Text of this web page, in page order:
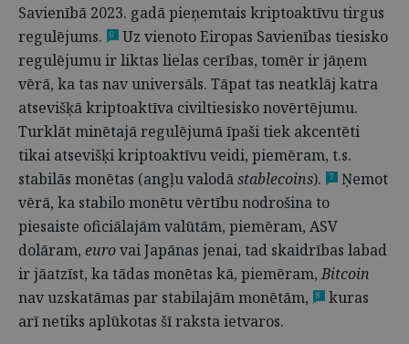
Savienībā 2023. gadā pieņemtais kriptoaktīvu tirgus
regulējums.
6
Uz vienoto Eiropas Savienības tiesisko
regulējumu ir liktas lielas cerības, tomēr ir jāņem
vērā, ka tas nav universāls. Tāpat tas neatklāj katra
atsevišķā kriptoaktīva civiltiesisko novērtējumu.
Turklāt minētajā regulējumā īpaši tiek akcentēti
tikai atsevišķi kriptoaktīvu veidi, piemēram, t.s.
stabilās monētas (angļu valodāstablecoins). 7
Ņemot
vērā, ka stabilo monētu vērtību nodrošina to
piesaiste oficiālajām valūtām, piemēram, ASV
dolāram, eurovai Japānas jenai, tad skaidrības labad
ir jāatzīst, ka tādas monētas kā, piemēram,Bitcoin
nav uzskatāmas par stabilajām monētām,
8
kuras
arī netiks aplūkotas šī raksta ietvaros.